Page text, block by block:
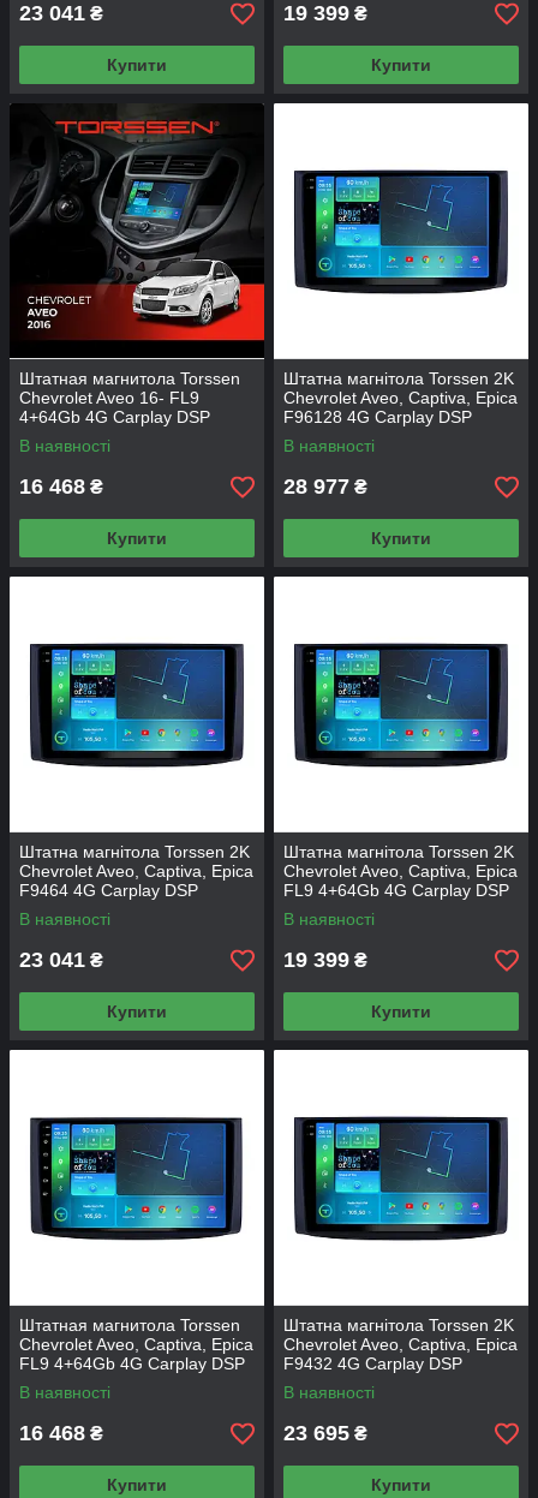
23 041 ₴
Купити
19 399 ₴
Купити
Штатная магнитола Torssen
Chevrolet Aveo 16- FL9
4+64Gb 4G Carplay DSP
В наявності
16 468 ₴
Купити
Штатна магнітола Torssen 2K
Chevrolet Aveo, Captiva, Epica
F96128 4G Carplay DSP
В наявності
28 977 ₴
Купити
Штатна магнітола Torssen 2K
Chevrolet Aveo, Captiva, Epica
F9464 4G Carplay DSP
В наявності
23 041 ₴
Купити
Штатна магнітола Torssen 2K
Chevrolet Aveo, Captiva, Epica
FL9 4+64Gb 4G Carplay DSP
В наявності
19 399 ₴
Купити
Штатная магнитола Torssen
Chevrolet Aveo, Captiva, Epica
FL9 4+64Gb 4G Carplay DSP
В наявності
16 468 ₴
Купити
Штатна магнітола Torssen 2K
Chevrolet Aveo, Captiva, Epica
F9432 4G Carplay DSP
В наявності
23 695 ₴
Купити